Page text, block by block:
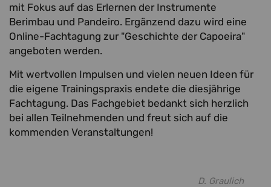
mit Fokus auf das Erlernen der Instrumente
Berimbau und Pandeiro. Ergänzend dazu wird eine
Online-Fachtagung zur "Geschichte der Capoeira"
angeboten werden.
Mit wertvollen Impulsen und vielen neuen Ideen für
die eigene Trainingspraxis endete die diesjährige
Fachtagung. Das Fachgebiet bedankt sich herzlich
bei allen Teilnehmenden und freut sich auf die
kommenden Veranstaltungen!
D. Graulich